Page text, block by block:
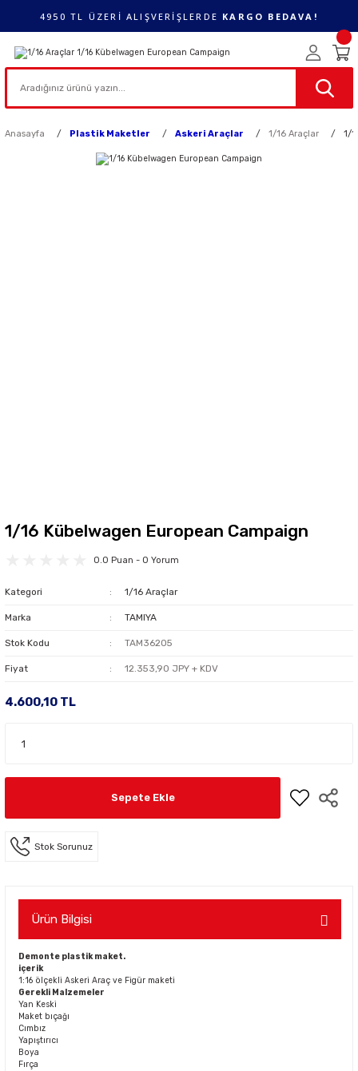
4950 TL ÜZERİ ALIŞVERİŞLERDE KARGO BEDAVA!
Anasayfa Plastik Maketler Askeri Araçlar 1/16 Araçlar 1/
1/16 Kübelwagen European Campaign
0.0 Puan - 0 Yorum
Kategori 1/16 Araçlar
Marka TAMIYA
Stok Kodu TAM36205
Fiyat 12.353,90 JPY + KDV
4.600,10 TL
Sepete Ekle
Stok Sorunuz
Ürün Bilgisi
Demonte plastik maket.
içerik
1:16 ölçekli Askeri Araç ve Figür maketi
Gerekli Malzemeler
Yan Keski
Maket bıçağı
Cımbız
Yapıştırıcı
Boya
Fırça